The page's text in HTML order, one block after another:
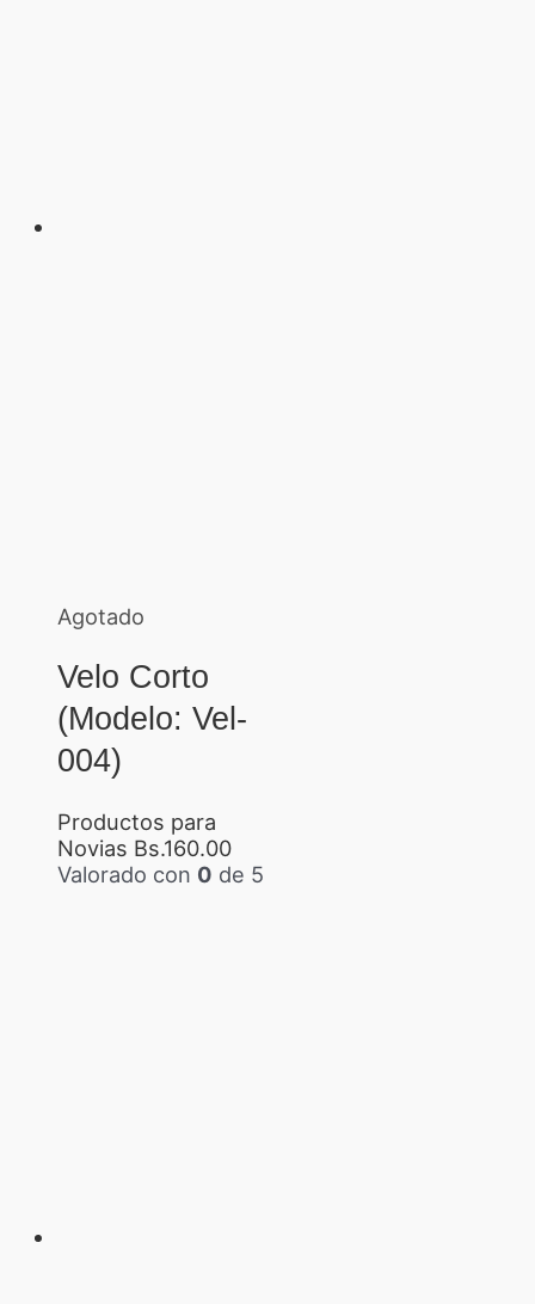
Agotado
Velo Corto
(Modelo: Vel-
004)
Productos para
Novias Bs.160.00
Valorado con 0 de 5